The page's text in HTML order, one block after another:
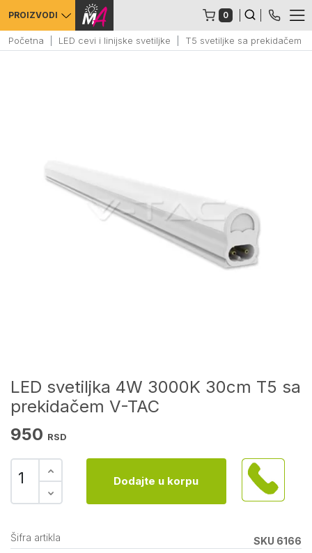
PROIZVODI 0
Početna LED cevi i linijske svetiljke T5 svetiljke sa prekidačem
LED svetiljka 4W 3000K 30cm T5 sa
prekidačem V-TAC
950 RSD
Dodajte u korpu
Šifra artikla
SKU 6166